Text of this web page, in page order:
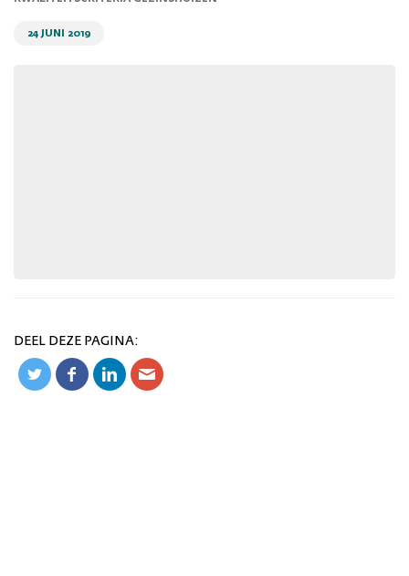
24 JUNI 2019
DEEL DEZE PAGINA: